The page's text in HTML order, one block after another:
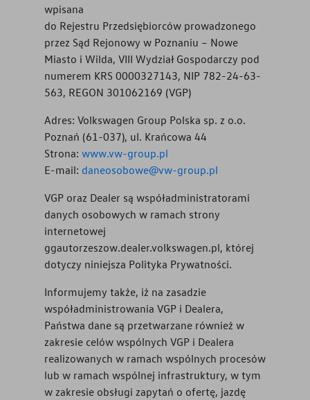
wpisana
do Rejestru Przedsiębiorców prowadzonego
przez Sąd Rejonowy w Poznaniu – Nowe
Miasto i Wilda, VIII Wydział Gospodarczy pod
numerem KRS 0000327143, NIP 782-24-63-
563, REGON 301062169 (VGP)
Adres: Volkswagen Group Polska sp. z o.o.
Poznań (61-037), ul. Krańcowa 44
Strona: www.vw-group.pl
E-mail: daneosobowe@vw-group.pl
VGP oraz Dealer są współadministratorami
danych osobowych w ramach strony
internetowej
ggautorzeszow.dealer.volkswagen.pl, której
dotyczy niniejsza Polityka Prywatności.
Informujemy także, iż na zasadzie
współadministrowania VGP i Dealera,
Państwa dane są przetwarzane również w
zakresie celów wspólnych VGP i Dealera
realizowanych w ramach wspólnych procesów
lub w ramach wspólnej infrastruktury, w tym
w zakresie obsługi zapytań o ofertę, jazdę